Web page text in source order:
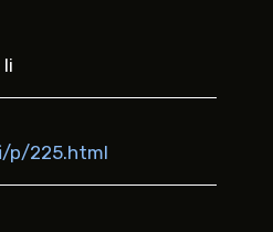
225.html